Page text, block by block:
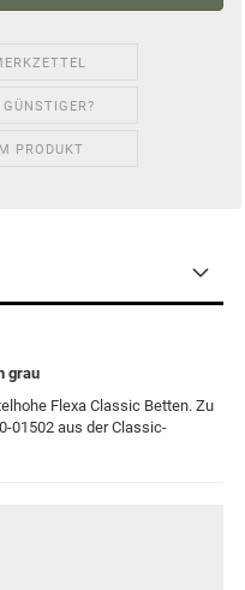
PRODUKT
grau
Flexa Classic Betten. Zu
01502 aus der Classic-